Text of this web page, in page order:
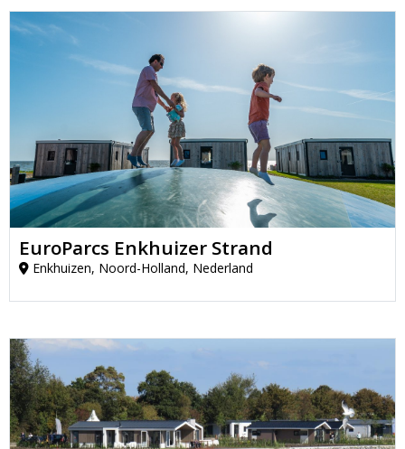
EuroParcs Enkhuizer Strand
Enkhuizen, Noord-Holland, Nederland